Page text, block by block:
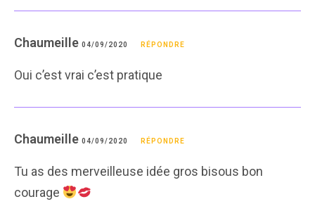
Chaumeille 04/09/2020 RÉPONDRE
Oui c’est vrai c’est pratique
Chaumeille 04/09/2020 RÉPONDRE
Tu as des merveilleuse idée gros bisous bon
courage